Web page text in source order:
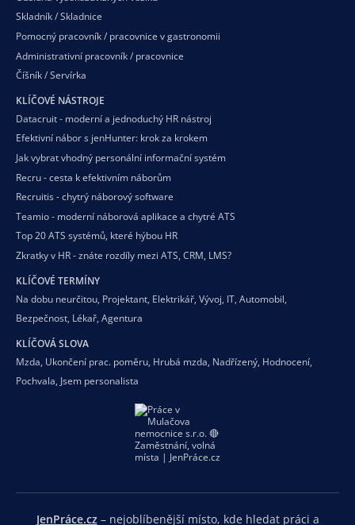
Skladník / Skladnice
Pomocný pracovník / pracovnice v gastronomii
Administrativní pracovník / pracovnice
Číšník / Servírka
KLÍČOVÉ NÁSTROJE
Datacruit - moderní a jednoduchý HR nástroj
Efektivní nábor s jenHunter: krok za krokem
Jak vybrat vhodný personální informační systém
Recru - cesta k efektivním náborům
Recruitis - chytrý náborový software
Teamio - moderní náborová aplikace a chytré ATS
Top 20 ATS systémů, které hýbou HR
Zkratky v HR - znáte rozdíly mezi ATS, CRM, LMS?
KLÍČOVÉ TERMÍNY
Na dobu neurčitou, Projektant, Elektrikář, Vývoj, IT, Automobil,
Bezpečnost, Lékař, Agentura
KLÍČOVÁ SLOVA
Mzda, Ukončení prac. poměru, Hrubá mzda, Nadřízený, Hodnocení,
Pochvala, Jsem personalista
JenPráce.cz– nejoblíbenější místo, kde hledat práci a